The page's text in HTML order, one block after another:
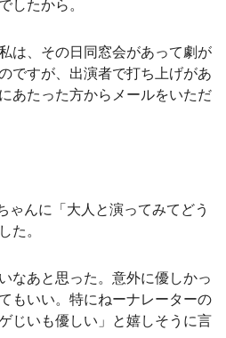
したから。
は、その日同窓会があって劇が
ですが、出演者で打ち上げがあ
あたった方からメールをいただ
ゃんに「大人と演ってみてどう
た。
なあと思った。意外に優しかっ
もいい。特にねーナレーターの
じいも優しい」と嬉しそうに言